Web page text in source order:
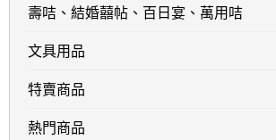
壽咭、結婚囍帖、百日宴、萬用咭
文具用品
特賣商品
熱門商品